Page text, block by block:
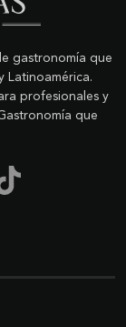
gastronomía que
Latinoamérica.
profesionales y
que